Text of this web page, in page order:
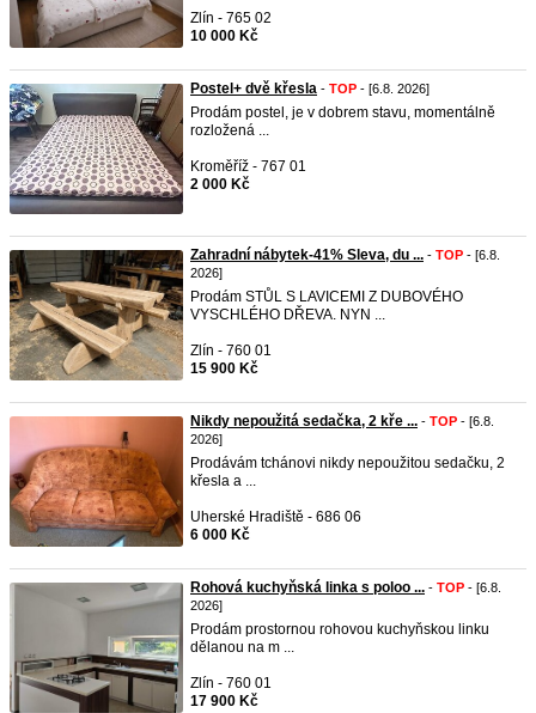
Zlín - 765 02
10 000 Kč
Postel+ dvě křesla - TOP - [6.8. 2026]
Prodám postel, je v dobrem stavu, momentálně
rozložená ...
Kroměříž - 767 01
2 000 Kč
Zahradní nábytek-41% Sleva, du ... - TOP - [6.8.
2026]
Prodám STŮL S LAVICEMI Z DUBOVÉHO
VYSCHLÉHO DŘEVA. NYN ...
Zlín - 760 01
15 900 Kč
Nikdy nepoužitá sedačka, 2 kře ... - TOP - [6.8.
2026]
Prodávám tchánovi nikdy nepoužitou sedačku, 2
křesla a ...
Uherské Hradiště - 686 06
6 000 Kč
Rohová kuchyňská linka s poloo ... - TOP - [6.8.
2026]
Prodám prostornou rohovou kuchyňskou linku
dělanou na m ...
Zlín - 760 01
17 900 Kč